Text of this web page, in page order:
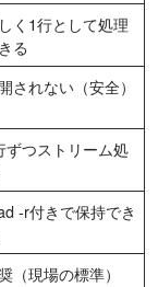
く1行として処理
る
されない（安全）
ずつストリーム処
-r付きで保持でき
（現場の標準）